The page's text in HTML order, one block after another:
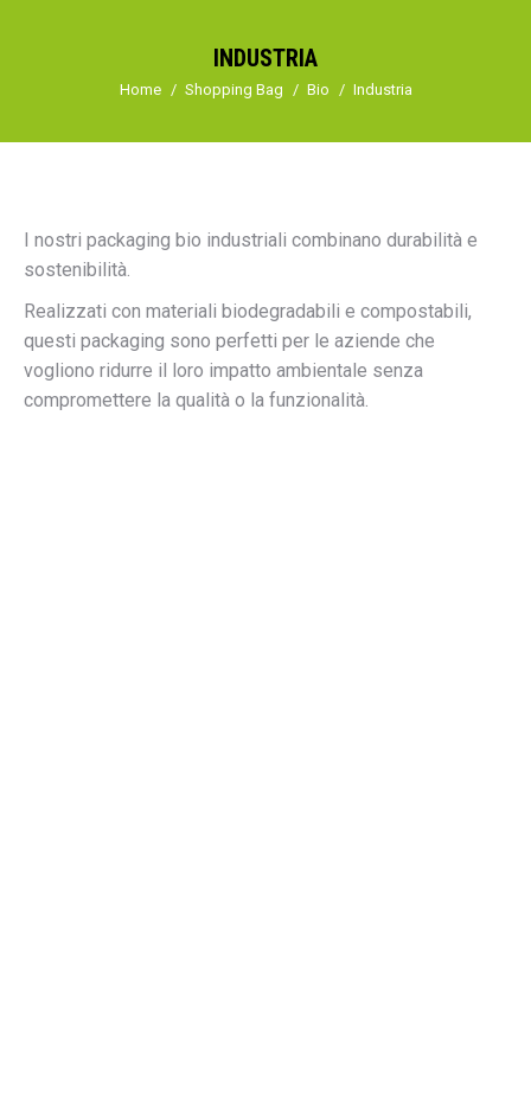
INDUSTRIA
Tu sei qui:
Home Shopping Bag Bio Industria
I nostri packaging bio industriali combinano durabilità e
sostenibilità.
Realizzati con materiali biodegradabili e compostabili,
questi packaging sono perfetti per le aziende che
vogliono ridurre il loro impatto ambientale senza
compromettere la qualità o la funzionalità.